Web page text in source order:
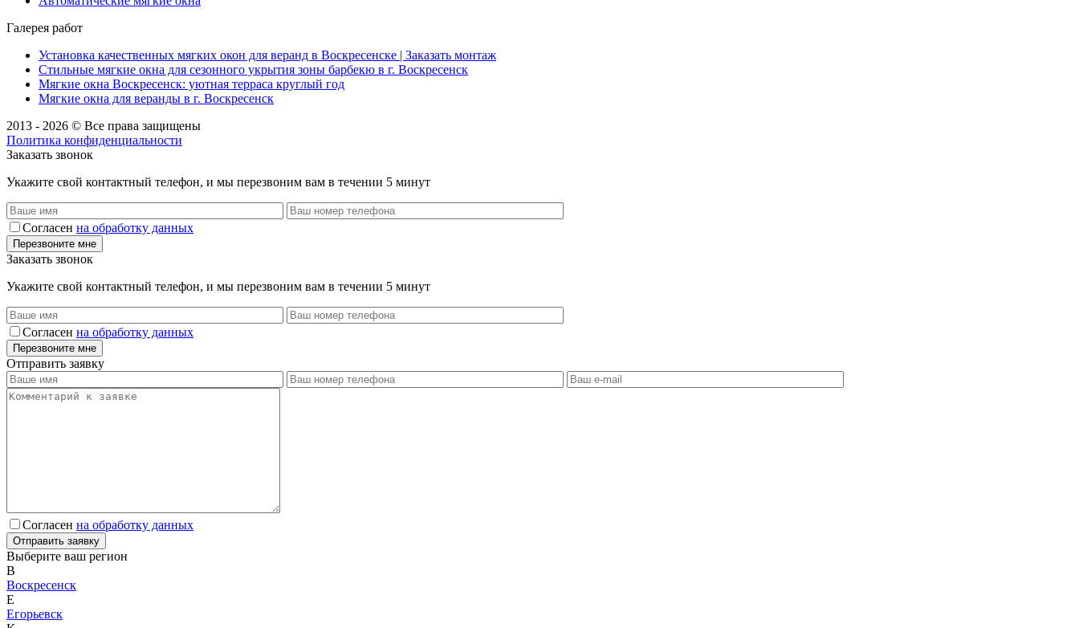
Галерея работ
Установка качественных мягких окон для веранд в Воскресенске | Заказать монтаж
Стильные мягкие окна для сезонного укрытия зоны барбекю в г. Воскресенск
Мягкие окна Воскресенск: уютная терраса круглый год
Мягкие окна для веранды в г. Воскресенск
2013 - 2026 © Все права защищены
Политика конфиденциальности
Заказать звонок
Укажите свой контактный телефон, и мы перезвоним вам в течении 5 минут
Согласен на обработку данных
Заказать звонок
Укажите свой контактный телефон, и мы перезвоним вам в течении 5 минут
Согласен на обработку данных
Отправить заявку
Согласен на обработку данных
Выберите ваш регион
В
Воскресенск
Е
Егорьевск